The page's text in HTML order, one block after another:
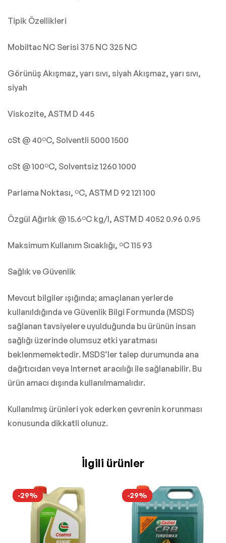
Tipik Özellikleri
Mobiltac NC Serisi 375 NC 325 NC
Görünüş Akışmaz, yarı sıvı, siyah Akışmaz, yarı sıvı,
siyah
Viskozite, ASTM D 445
cSt @ 40ºC, Solventli 5000 1500
cSt @ 100ºC, Solventsiz 1260 1000
Parlama Noktası, ºC, ASTM D 92 121 100
Özgül Ağırlık @ 15.6ºC kg/l, ASTM D 4052 0.96 0.95
Maksimum Kullanım Sıcaklığı, ºC 115 93
Sağlık ve Güvenlik
Mevcut bilgiler ışığında; amaçlanan yerlerde
kullanıldığında ve Güvenlik Bilgi Formunda (MSDS)
sağlanan tavsiyelere uyulduğunda bu ürünün insan
sağlığı üzerinde olumsuz etki yaratması
beklenmemektedir. MSDS’ler talep durumunda ana
dağıtıcıdan veya Internet aracılığı ile sağlanabilir. Bu
ürün amacı dışında kullanılmamalıdır.
Kullanılmış ürünleri yok ederken çevrenin korunması
konusunda dikkatli olunuz.
İlgili ürünler
-29% -29%